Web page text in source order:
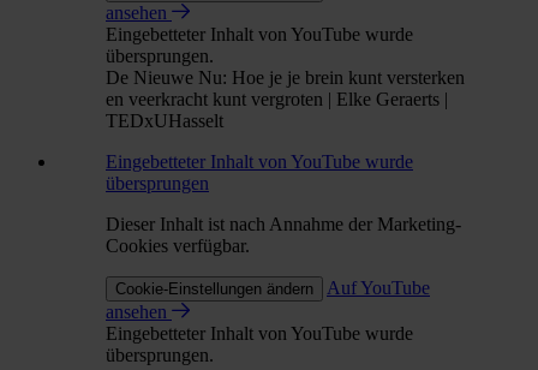
ansehen
Eingebetteter Inhalt von YouTube wurde
übersprungen.
De Nieuwe Nu: Hoe je je brein kunt versterken
en veerkracht kunt vergroten | Elke Geraerts |
TEDxUHasselt
Eingebetteter Inhalt von YouTube wurde
übersprungen
Dieser Inhalt ist nach Annahme der Marketing-
Cookies verfügbar.
Cookie-Einstellungen ändern
Auf YouTube
ansehen
Eingebetteter Inhalt von YouTube wurde
übersprungen.